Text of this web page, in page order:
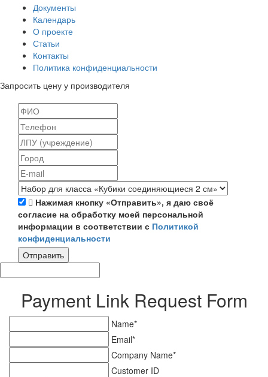
Документы
Календарь
О проекте
Статьи
Контакты
Политика конфиденциальности
Запросить цену у производителя
Нажимая кнопку «Отправить», я даю своё
согласие на обработку моей персональной
информации в соответствии с Политикой
конфиденциальности
Отправить
Payment Link Request Form
Name*
Email*
Company Name*
Customer ID